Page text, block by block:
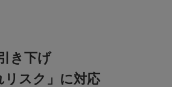
き下げ
リスク」に対応